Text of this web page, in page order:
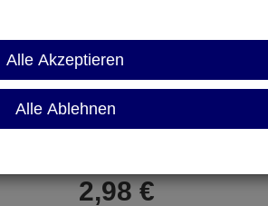
ODP-3
Ersatz-Meßspitze zum
2,98 €
Alle Akzeptieren
Alle Ablehnen